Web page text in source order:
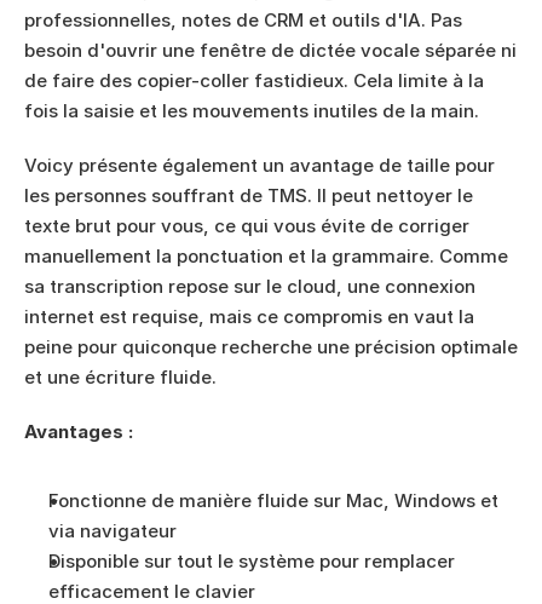
professionnelles, notes de CRM et outils d'IA. Pas
besoin d'ouvrir une fenêtre de dictée vocale séparée ni
de faire des copier-coller fastidieux. Cela limite à la
fois la saisie et les mouvements inutiles de la main.
Voicy présente également un avantage de taille pour
les personnes souffrant de TMS. Il peut nettoyer le
texte brut pour vous, ce qui vous évite de corriger
manuellement la ponctuation et la grammaire. Comme
sa transcription repose sur le cloud, une connexion
internet est requise, mais ce compromis en vaut la
peine pour quiconque recherche une précision optimale
et une écriture fluide.
Avantages :
Fonctionne de manière fluide sur Mac, Windows et
via navigateur
Disponible sur tout le système pour remplacer
efficacement le clavier